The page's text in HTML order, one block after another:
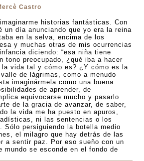
Castro
historias fantásticas. Con
un día anunciando que yo era la reina
en la selva, encima de los
y muchas otras de mis ocurrencias
diciendo: “esa niña tiene
tono preocupado, ¿qué iba a hacer
vida tal y cómo es? ¿Y cómo es la
de lágrimas, como a menudo
imaginármela como una buena
de aprender, de
equivocarse mucho y pasarlo
de la gracia de avanzar, de saber,
la vida me ha puesto en apuros,
ni las sentencias o los
Sólo persiguiendo la botella medio
el milagro que hay detrás de las
a sentir paz. Por eso sueño con un
mundo se esconde en el fondo de